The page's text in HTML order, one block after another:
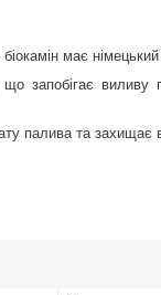
має
запобігає
палива та захищає